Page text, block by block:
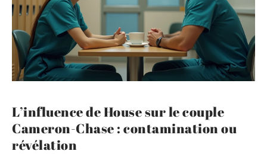
L’influence de House sur le couple
Cameron-Chase : contamination ou
révélation